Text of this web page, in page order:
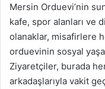
Mersin Orduevi’nin
kafe, spor alanları ve
olanaklar, misafirlere
orduevinin sosyal
Ziyaretçiler, burada
arkadaşlarıyla vakit